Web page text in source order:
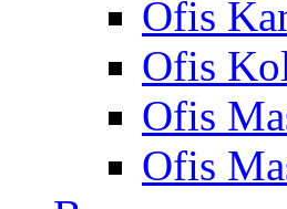
Ofis
Ofis
Ofis
Ofis